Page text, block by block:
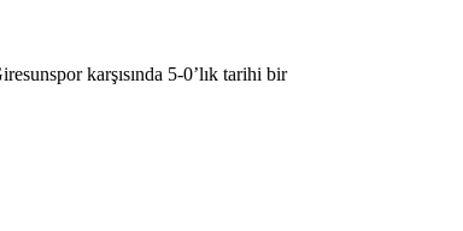
karşısında 5-0’lık tarihi bir